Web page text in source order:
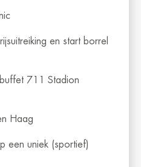
en start borrel
711 Stadion
Haag
een uniek (sportief)